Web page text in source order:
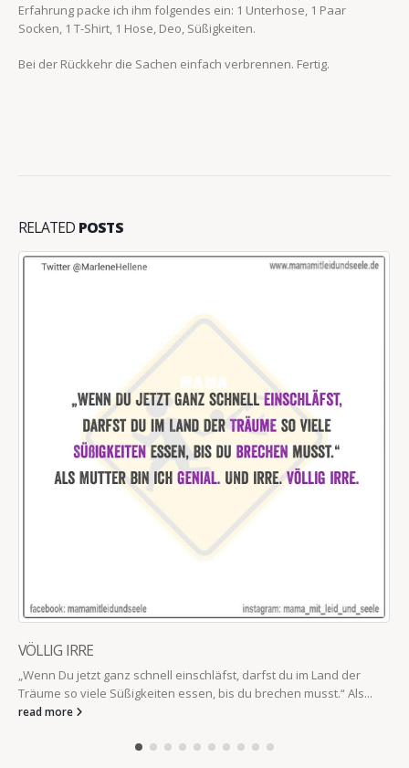
Erfahrung packe ich ihm folgendes ein: 1 Unterhose, 1 Paar
Socken, 1 T-Shirt, 1 Hose, Deo, Süßigkeiten.
Bei der Rückkehr die Sachen einfach verbrennen. Fertig.
RELATED POSTS
VÖLLIG IRRE
„Wenn Du jetzt ganz schnell einschläfst, darfst du im Land der
Träume so viele Süßigkeiten essen, bis du brechen musst.“ Als...
read more